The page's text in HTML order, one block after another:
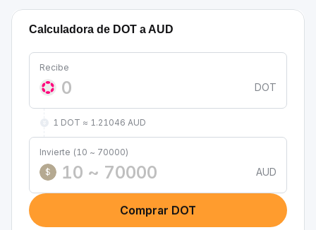
Calculadora de DOT a AUD
Recibe
DOT
1 DOT ≈ 1.21046 AUD
Invierte (10 ~ 70000)
$
AUD
Comprar DOT